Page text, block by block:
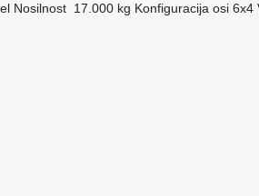
Nosilnost 17.000 kg Konfiguracija osi 6x4